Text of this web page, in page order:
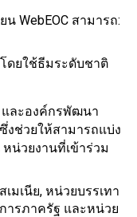
WebEOC สามารถ:
ดยใช้ธีมระดับชาติ
และองค์กรพัฒนา
งช่วยให้สามารถแบ่ง
น่วยงานที่เข้าร่วม
มเนีย, หน่วยบรรเทา
ารภาครัฐ และหน่วย